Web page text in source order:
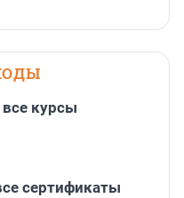
курсы
сертификаты